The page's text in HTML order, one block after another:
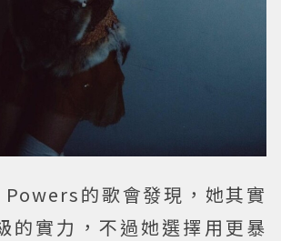
的歌會發現，她其實
的實力，不過她選擇用更暴